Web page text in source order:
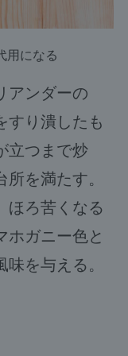
用になる
アンダーの
すり潰したも
立つまで炒
を満たす。
ほろ苦くなる
ホガニー色と
を与える。